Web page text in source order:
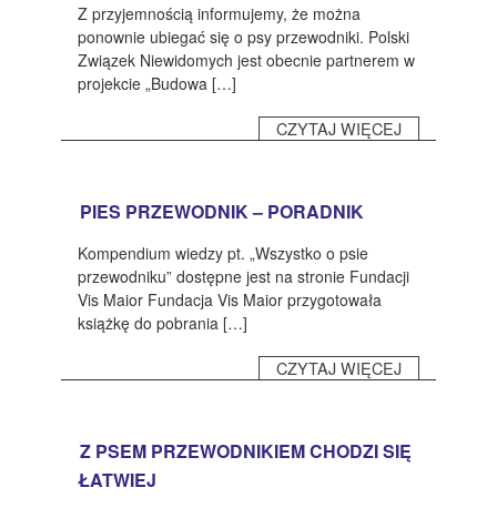
Z przyjemnością informujemy, że można
ponownie ubiegać się o psy przewodniki. Polski
Związek Niewidomych jest obecnie partnerem w
projekcie „Budowa […]
CZYTAJ WIĘCEJ
PIES PRZEWODNIK – PORADNIK
Kompendium wiedzy pt. „Wszystko o psie
przewodniku” dostępne jest na stronie Fundacji
Vis Maior Fundacja Vis Maior przygotowała
książkę do pobrania […]
CZYTAJ WIĘCEJ
Z PSEM PRZEWODNIKIEM CHODZI SIĘ
ŁATWIEJ